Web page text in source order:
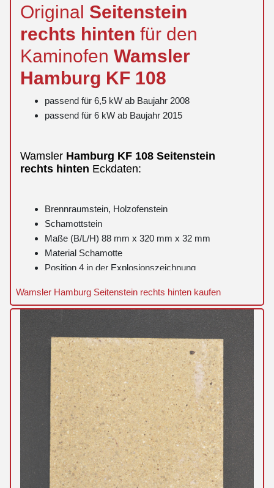
Original Seitenstein
rechts hinten für den
Kaminofen Wamsler
Hamburg KF 108
passend für 6,5 kW ab Baujahr 2008
passend für 6 kW ab Baujahr 2015
Wamsler Hamburg KF 108 Seitenstein
rechts hinten Eckdaten:
Brennraumstein, Holzofenstein
Schamottstein
Maße (B/L/H) 88 mm x 320 mm x 32 mm
Material Schamotte
Position 4 in der Explosionszeichnung
Wamsler Hamburg Seitenstein rechts hinten kaufen